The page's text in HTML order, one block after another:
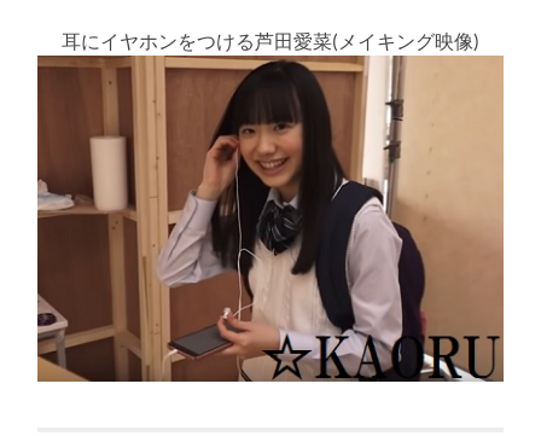
耳にイヤホンをつける芦田愛菜(メイキング映像)